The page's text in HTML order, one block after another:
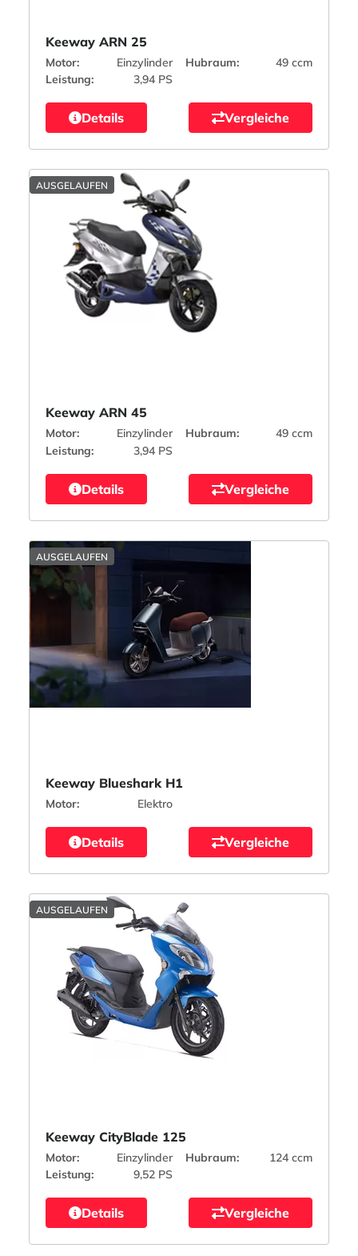
Keeway ARN 25
Motor: Einzylinder Hubraum:
49 ccm
Leistung:
3,94 PS
Details Vergleiche
AUSGELAUFEN
Keeway ARN 45
Motor: Einzylinder Hubraum:
49 ccm
Leistung:
3,94 PS
Details Vergleiche
AUSGELAUFEN
Keeway Blueshark H1
Motor: Elektro
Details Vergleiche
AUSGELAUFEN
Keeway CityBlade 125
Motor: Einzylinder Hubraum:
124 ccm
Leistung:
9,52 PS
Details Vergleiche